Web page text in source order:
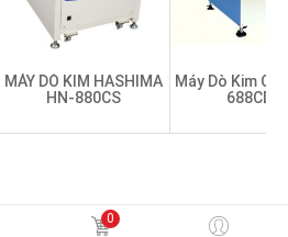
MÁY DÒ KIM HASHIMA
HN-880CS
Máy Dò Kim
0